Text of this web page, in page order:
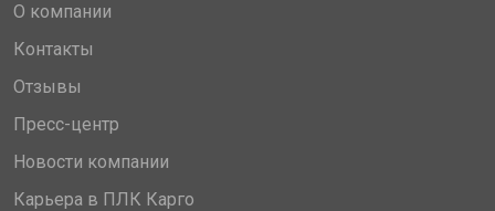
О компании
Контакты
Отзывы
Пресс-центр
Новости компании
Карьера в ПЛК Карго